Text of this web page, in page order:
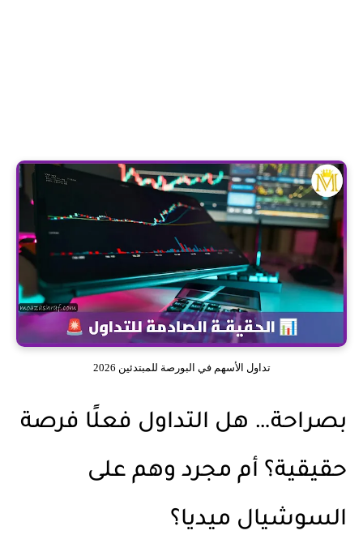
تداول الأسهم في البورصة للمبتدئين 2026
بصراحة… هل التداول فعلًا فرصة
حقيقية؟ أم مجرد وهم على
السوشيال ميديا؟